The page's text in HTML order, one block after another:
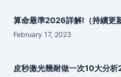
算命最準2026詳解!（持續更
February 17, 2023
皮秒激光幾耐做一次10大分析